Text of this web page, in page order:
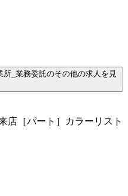
_業務委託のその他の求人を見
店［パート］カラーリスト